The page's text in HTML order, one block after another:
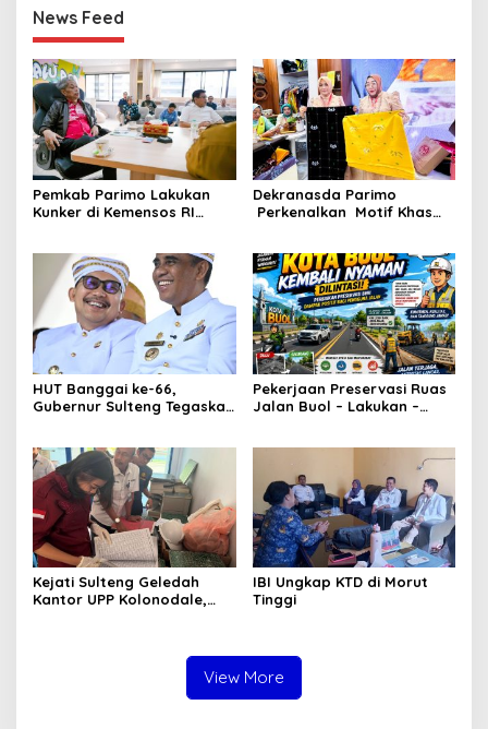
News Feed
Pemkab Parimo Lakukan
Kunker di Kemensos RI
Dekranasda Parimo
Perkenalkan Motif Khas
Dekranas
HUT Banggai ke-66,
Gubernur Sulteng Tegaskan
Pekerjaan Preservasi Ruas
Jalan Buol – Lakukan –
Kejati Sulteng Geledah
Kantor UPP Kolonodale,
IBI Ungkap KTD di Morut
Tinggi
View More